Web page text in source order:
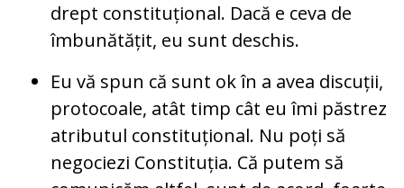
drept constituțional. Dacă e ceva de
îmbunătățit, eu sunt deschis.
Eu vă spun că sunt ok în a avea discuții,
protocoale, atât timp cât eu îmi păstrez
atributul constituțional. Nu poți să
negociezi Constituția. Că putem să